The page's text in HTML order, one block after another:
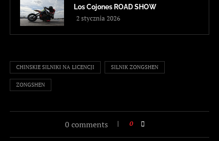
Los Cojones ROAD SHOW
2 stycznia 2026
CHINSKIE SILNIKI NA LICENCJI SILNIK ZONGSHEN
ZONGSHEN
0 comments 0